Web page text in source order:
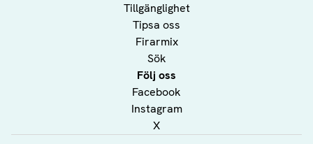
Tillgänglighet
Tipsa oss
Firarmix
Sök
Följ oss
Facebook
Instagram
X